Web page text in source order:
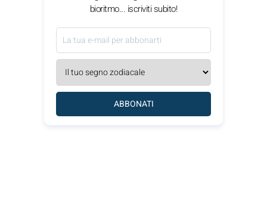
bioritmo... iscriviti subito!
ABBONATI